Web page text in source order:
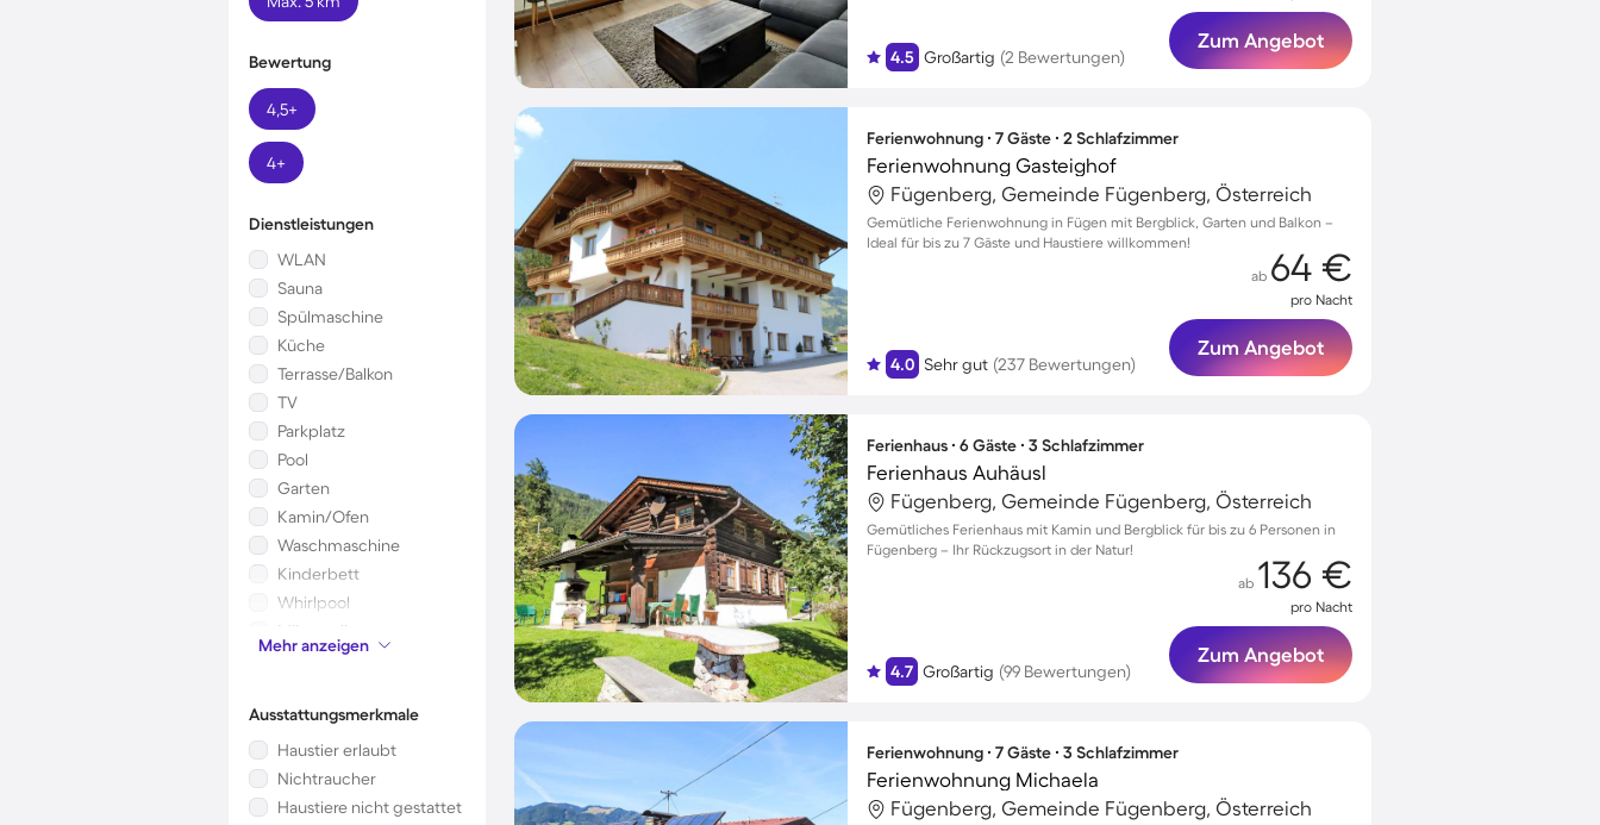
Bewertung
4,5+
4+
Dienstleistungen
WLAN
Sauna
Spülmaschine
Küche
Terrasse/Balkon
TV
Parkplatz
Pool
Garten
Kamin/Ofen
Waschmaschine
Kinderbett
Whirlpool
Mikrowelle
Klimaanlage
Mehr anzeigen
Ausstattungsmerkmale
Haustier erlaubt
Nichtraucher
Haustiere nicht gestattet
4.5 Großartig (2 Bewertungen)
Zum Angebot
Ferienwohnung ∙ 7 Gäste ∙ 2 Schlafzimmer
Ferienwohnung Gasteighof
Fügenberg, Gemeinde Fügenberg, Österreich
Gemütliche Ferienwohnung in Fügen mit Bergblick, Garten und Balkon –
Ideal für bis zu 7 Gäste und Haustiere willkommen!
4.0 Sehr gut (237 Bewertungen)
ab 64 €
pro Nacht
Zum Angebot
Ferienhaus ∙ 6 Gäste ∙ 3 Schlafzimmer
Ferienhaus Auhäusl
Fügenberg, Gemeinde Fügenberg, Österreich
Gemütliches Ferienhaus mit Kamin und Bergblick für bis zu 6 Personen in
Fügenberg – Ihr Rückzugsort in der Natur!
4.7 Großartig (99 Bewertungen)
ab 136 €
pro Nacht
Zum Angebot
Ferienwohnung ∙ 7 Gäste ∙ 3 Schlafzimmer
Ferienwohnung Michaela
Fügenberg, Gemeinde Fügenberg, Österreich